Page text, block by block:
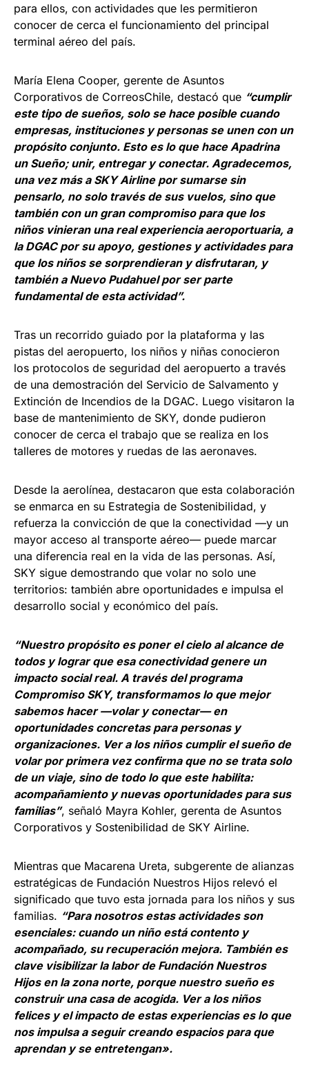
para ellos, con actividades que les permitieron
conocer de cerca el funcionamiento del principal
terminal aéreo del país.
María Elena Cooper, gerente de Asuntos
Corporativos de CorreosChile, destacó que “cumplir
este tipo de sueños, solo se hace posible cuando
empresas, instituciones y personas se unen con un
propósito conjunto. Esto es lo que hace Apadrina
un Sueño; unir, entregar y conectar. Agradecemos,
una vez más a SKY Airline por sumarse sin
pensarlo, no solo través de sus vuelos, sino que
también con un gran compromiso para que los
niños vinieran una real experiencia aeroportuaria, a
la DGAC por su apoyo, gestiones y actividades para
que los niños se sorprendieran y disfrutaran, y
también a Nuevo Pudahuel por ser parte
fundamental de esta actividad”.
Tras un recorrido guiado por la plataforma y las
pistas del aeropuerto, los niños y niñas conocieron
los protocolos de seguridad del aeropuerto a través
de una demostración del Servicio de Salvamento y
Extinción de Incendios de la DGAC. Luego visitaron la
base de mantenimiento de SKY, donde pudieron
conocer de cerca el trabajo que se realiza en los
talleres de motores y ruedas de las aeronaves.
Desde la aerolínea, destacaron que esta colaboración
se enmarca en su Estrategia de Sostenibilidad, y
refuerza la convicción de que la conectividad —y un
mayor acceso al transporte aéreo— puede marcar
una diferencia real en la vida de las personas. Así,
SKY sigue demostrando que volar no solo une
territorios: también abre oportunidades e impulsa el
desarrollo social y económico del país.
“Nuestro propósito es poner el cielo al alcance de
todos y lograr que esa conectividad genere un
impacto social real. A través del programa
Compromiso SKY, transformamos lo que mejor
sabemos hacer —volar y conectar— en
oportunidades concretas para personas y
organizaciones. Ver a los niños cumplir el sueño de
volar por primera vez confirma que no se trata solo
de un viaje, sino de todo lo que este habilita:
acompañamiento y nuevas oportunidades para sus
familias”, señaló Mayra Kohler, gerenta de Asuntos
Corporativos y Sostenibilidad de SKY Airline.
Mientras que Macarena Ureta, subgerente de alianzas
estratégicas de Fundación Nuestros Hijos relevó el
significado que tuvo esta jornada para los niños y sus
familias. “Para nosotros estas actividades son
esenciales: cuando un niño está contento y
acompañado, su recuperación mejora. También es
clave visibilizar la labor de Fundación Nuestros
Hijos en la zona norte, porque nuestro sueño es
construir una casa de acogida. Ver a los niños
felices y el impacto de estas experiencias es lo que
nos impulsa a seguir creando espacios para que
aprendan y se entretengan».